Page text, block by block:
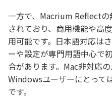
一方で、Macrium Reflect
されており、商用機能や高
用可能です。日本語対応は
ーや設定が専門用語中心で
合があります。Mac非対応
Windowsユーザーにとって
です。